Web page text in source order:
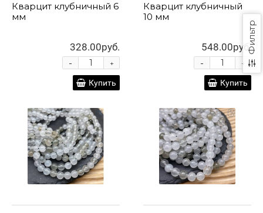
Фильтр
Кварцит клубничный 6
мм
328.00руб.
+
-
Купить
Кварцит клубничный
10 мм
548.00руб.
+
-
Купить